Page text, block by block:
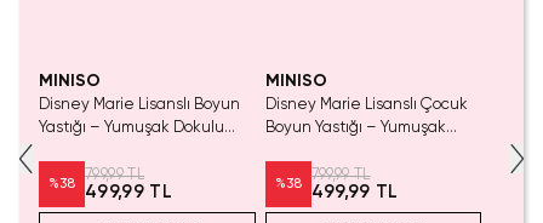
MINISO
Disney Marie Lisanslı Boyun
Yastığı – Yumuşak Dokulu
Dinlenme Desteği 22 Cm
%38
799,99 TL
499,99 TL
MINISO
Disney Marie Lisanslı Çocuk
Boyun Yastığı – Yumuşak
Desteği 26 Cm
%38
799,99 TL
499,99 TL